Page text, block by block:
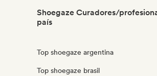
Shoegaze Curadores/
país
Top shoegaze argentina
Top shoegaze brasil